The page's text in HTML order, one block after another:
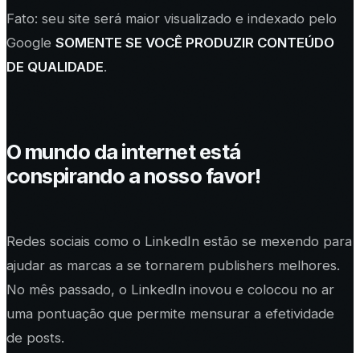
Fato: seu site será maior visualizado e indexado pelo
Google SOMENTE SE VOCÊ PRODUZIR CONTEÚDO
DE QUALIDADE.
O mundo da internet está
conspirando a nosso favor!
Redes sociais como o LinkedIn estão se mexendo para
ajudar as marcas a se tornarem publishers melhores.
No mês passado, o LinkedIn inovou e colocou no ar
uma pontuação que permite mensurar a efetividade
de posts.